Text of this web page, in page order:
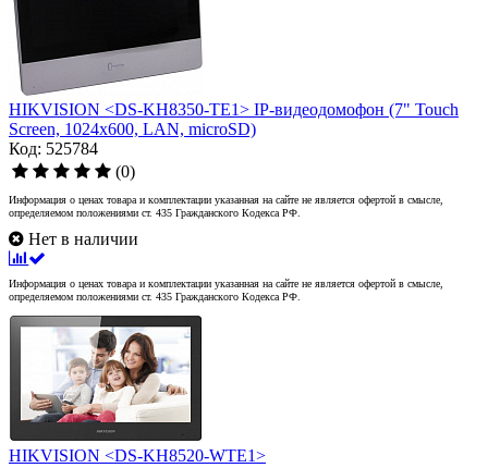
HIKVISION <DS-KH8350-TE1> IP-видеодомофон (7" Touch
Screen, 1024x600, LAN, microSD)
Код: 525784
(0)
Информация о ценах товара и комплектации указанная на сайте не является офертой в смысле,
определяемом положениями ст. 435 Гражданского Кодекса РФ.
Нет в наличии
Информация о ценах товара и комплектации указанная на сайте не является офертой в смысле,
определяемом положениями ст. 435 Гражданского Кодекса РФ.
HIKVISION <DS-KH8520-WTE1>